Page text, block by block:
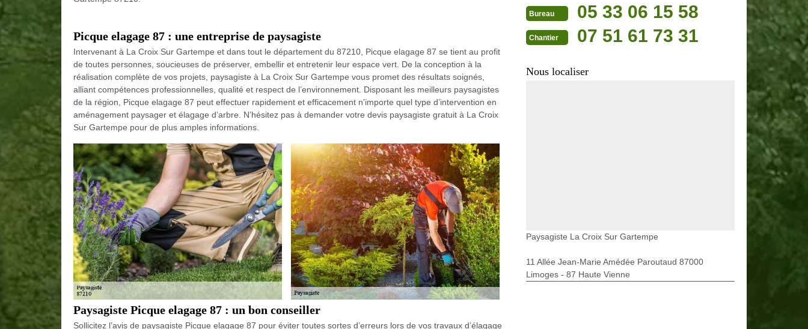
Picque elagage 87 : une entreprise de paysagiste
Intervenant à La Croix Sur Gartempe et dans tout le département du 87210, Picque elagage 87 se tient au profit
de toutes personnes, soucieuses de préserver, embellir et entretenir leur espace vert. De la conception à la
réalisation complète de vos projets, paysagiste à La Croix Sur Gartempe vous promet des résultats soignés,
alliant compétences professionnelles, qualité et respect de l’environnement. Disposant les meilleurs paysagistes
de la région, Picque elagage 87 peut effectuer rapidement et efficacement n’importe quel type d’intervention en
aménagement paysager et élagage d’arbre. N’hésitez pas à demander votre devis paysagiste gratuit à La Croix
Sur Gartempe pour de plus amples informations.
Paysagiste Picque elagage 87 : un bon conseiller
Sollicitez l’avis de paysagiste Picque elagage 87 pour éviter toutes sortes d’erreurs lors de vos travaux d’élagage
Bureau 05 33 06 15 58
Chantier 07 51 61 73 31
Nous localiser
Paysagiste La Croix Sur Gartempe
11 Allée Jean-Marie Amédée Paroutaud 87000
Limoges - 87 Haute Vienne